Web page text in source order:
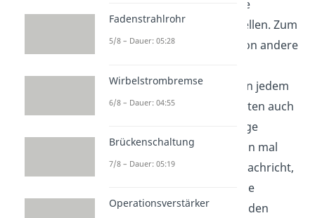
Wir können jedes beliebige
Netzwerk als Graph darstellen. Zum
Glück haben das aber schon andere
herausgefunden, dass es in jedem
Netzwerk mit N Unbekannten auch
genau N linear unabhängige
Maschen gibt. Das ist schon mal
eine sehr aufmunternde Nachricht,
denn nun weißt du wie viele
Maschen du überhaupt finden
Fadenstrahlrohr
5/8 – Dauer: 05:28
Wirbelstrombremse
6/8 – Dauer: 04:55
Brückenschaltung
7/8 – Dauer: 05:19
Operationsverstärker